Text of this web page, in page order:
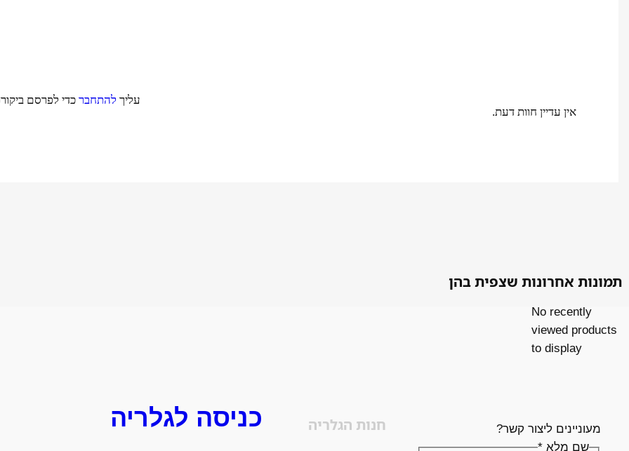
אין עדיין חוות דעת.
עליך להתחברכדי לפרסם
תמונות אחרונות שצפית בהן
No recently
viewed products
to display
מעוניינים ליצור קשר?
שם מלא *
חנות הגלריה
כניסה לגלריה